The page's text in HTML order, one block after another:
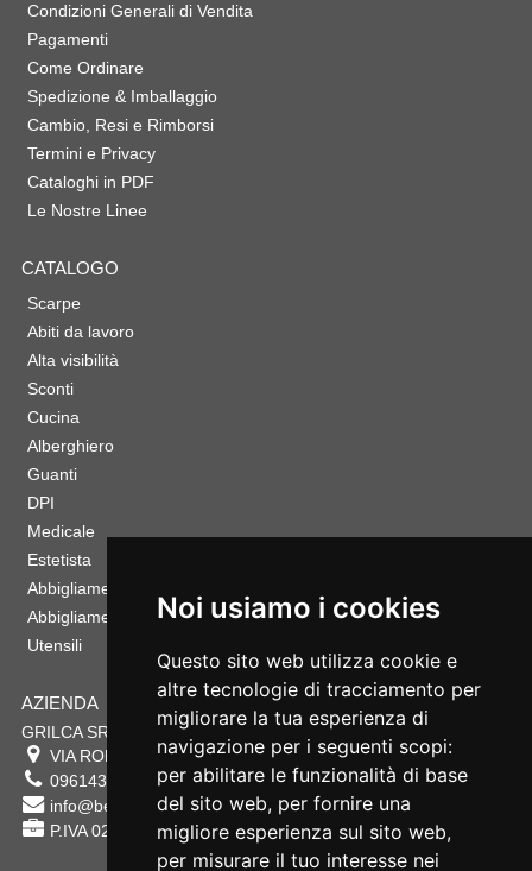
Noi usiamo i cookies
Questo sito web utilizza cookie e
altre tecnologie di tracciamento per
migliorare la tua esperienza di
navigazione per i seguenti scopi:
per abilitare le funzionalità di base
del sito web, per fornire una
migliore esperienza sul sito web,
per misurare il tuo interesse nei
Condizioni Generali di Vendita
Pagamenti
Come Ordinare
Spedizione & Imballaggio
Cambio, Resi e Rimborsi
Termini e Privacy
Cataloghi in PDF
Le Nostre Linee
CATALOGO
Scarpe
Abiti da lavoro
Alta visibilità
Sconti
Cucina
Alberghiero
Guanti
DPI
Medicale
Estetista
Abbigliamento Sportivo
Abbigliamento Bambino
Utensili
AZIENDA
GRILCA SRL
VIA ROMA 180 88054 SERSALE CZ
0961432177
info@bestsafety.it
P.IVA 02342180797